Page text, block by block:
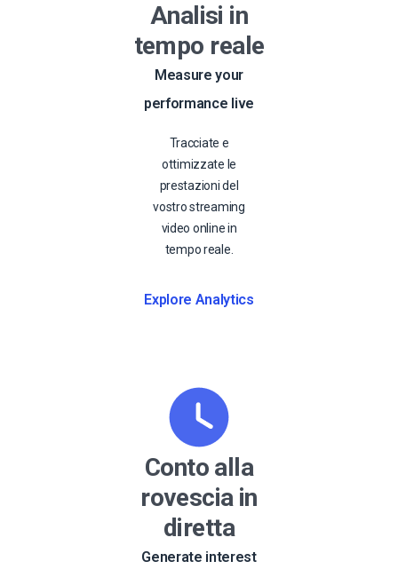
Analisi in
tempo reale
Measure your
performance live
Tracciate e
ottimizzate le
prestazioni del
vostro streaming
video online in
tempo reale.
Explore Analytics
Conto alla
rovescia in
diretta
Generate interest